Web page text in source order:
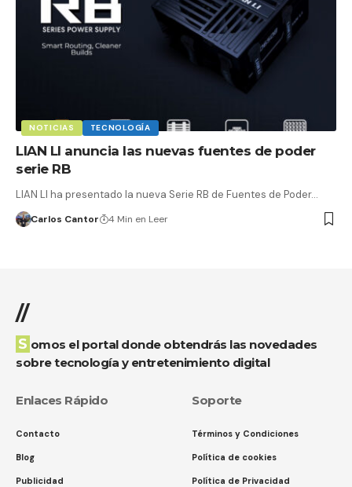
NOTICIAS TECNOLOGÍA
LIAN LI anuncia las nuevas fuentes de poder
serie RB
LIAN LI ha presentado la nueva Serie RB de Fuentes de Poder…
Carlos Cantor 4 Min en Leer
//
Somos el portal donde obtendrás las novedades
sobre tecnología y entretenimiento digital
Enlaces Rápido
Contacto
Blog
Publicidad
Soporte
Términos y Condiciones
Política de cookies
Política de Privacidad